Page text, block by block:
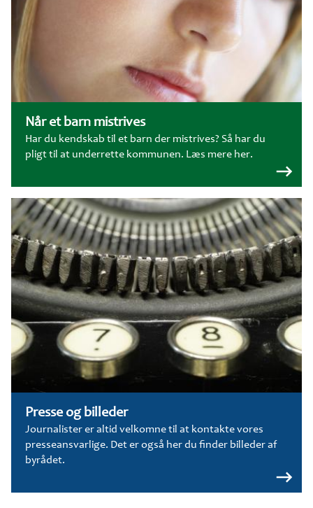
Når et barn mistrives
Har du kendskab til et barn der mistrives? Så har du
pligt til at underrette kommunen. Læs mere her.
Presse og billeder
Journalister er altid velkomne til at kontakte vores
presseansvarlige. Det er også her du finder billeder af
byrådet.